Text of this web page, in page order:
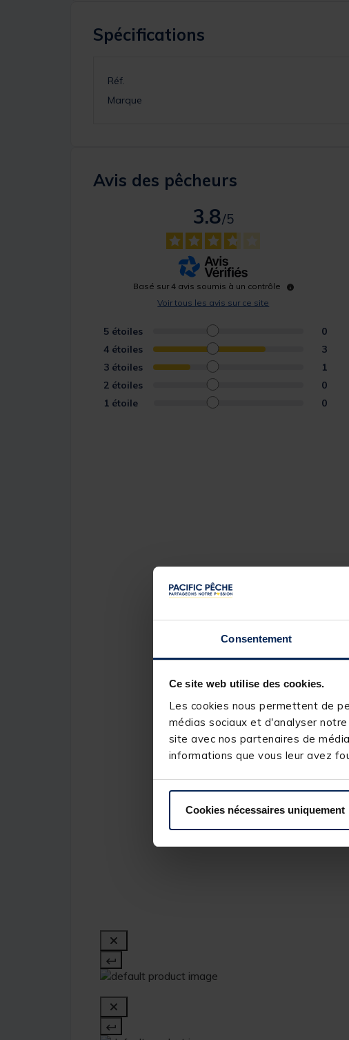
Consentement
Ce site web utilise des cookies.
Les cookies nous permettent de
médias sociaux et d'analyser
site avec nos partenaires de
informations que vous leur avez
Cookies nécessaires uniquement
Spécifications
Réf.
Marque
Avis des pêcheurs
3.8
/5
Basé sur4 avis soumis à un contrôle
Voir tous les avis sur ce site
5 étoiles
0
4 étoiles
3
3 étoiles
1
2 étoiles
0
1 étoile 0